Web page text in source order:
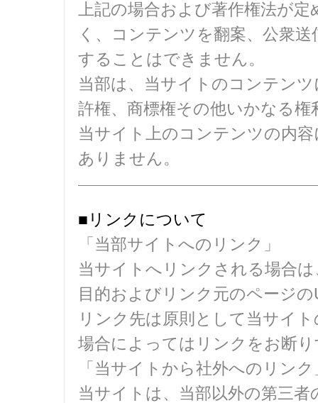
上記の場合および著作権法が
く、コンテンツを翻案、公衆
することはできません。
当部は、当サイトのコンテン
許権、商標権その他いかなる
当サイト上のコンテンツの内
ありません。
■リンクについて
「当部サイトへのリンク」
当サイトへリンクされる場合
目的およびリンク元のページ
リンク先は原則として当サイ
場合によってはリンクをお断
「当サイトから社外へのリンク
当サイトは、当部以外の第三